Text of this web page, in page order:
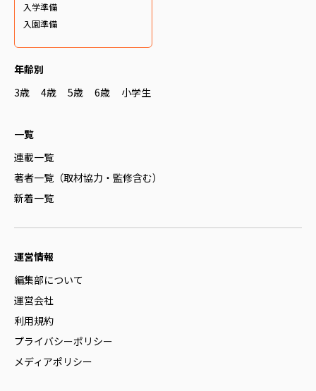
入学準備
入園準備
年齢別
3歳
4歳 5歳 6歳 小学生
一覧
連載一覧
著者一覧（取材協力・監修含む）
新着一覧
運営情報
編集部について
運営会社
利用規約
プライバシーポリシー
メディアポリシー